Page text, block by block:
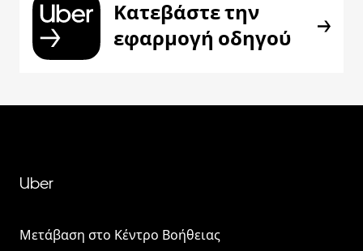
Κατεβάστε την
εφαρμογή οδηγού
Uber
Μετάβαση στο Κέντρο Βοήθειας